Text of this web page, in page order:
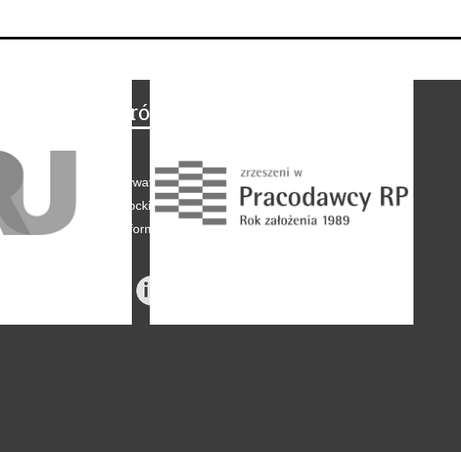
Na skróty
Polityka prywatności
Polityka coockies
-Klauzule informacyjne